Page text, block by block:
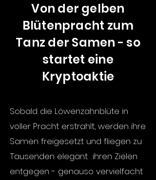
Von der gelben
Blütenpracht zum
Tanz der Samen - so
startet eine
Kryptoaktie
Sobald die Löwenzahnblüte in
voller Pracht erstrahlt, werden ihre
Samen freigesetzt und fliegen zu
Tausenden elegant ihren Zielen
entgegen - genauso vervielfacht